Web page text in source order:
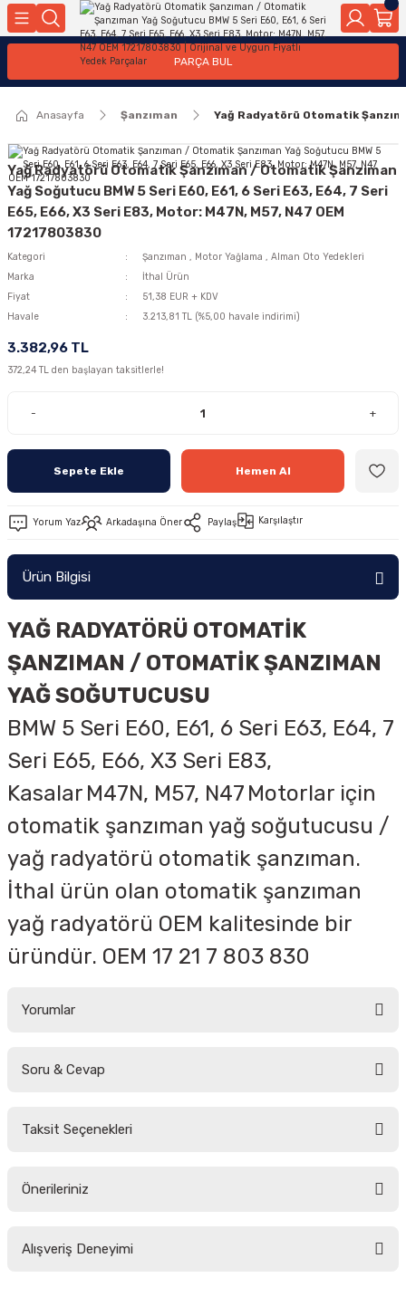
Geri Dön
Parçaları
Geri Dön
Geri Dön
Motor Elektrik
Ateşleme Buji Bobin Buji Kablosu
Alternatör Marş Motoru
Geri Dön
Geri Dön
Geri Dön
Kollar
Geri Dön
Sistemleri
Geri Dön
Ön Arka
Geri Dön
PARÇA BUL
Anasayfa Şanzıman Yağ Radyatörü Otomatik
Yağ Radyatörü Otomatik Şanzıman / Otomatik Şanzıman
Yağ Soğutucu BMW 5 Seri E60, E61, 6 Seri E63, E64, 7 Seri
E65, E66, X3 Seri E83, Motor: M47N, M57, N47 OEM
17217803830
Kategori Şanzıman , Motor Yağlama , Alman Oto Yedekleri
Marka
İthal Ürün
Fiyat
51,38 EUR + KDV
Havale
3.213,81 TL (%5,00 havale indirimi)
3.382,96 TL
372,24 TL den başlayan taksitlerle!
- +
Sepete Ekle Hemen Al
Yorum Yaz Arkadaşına Öner Paylaş Karşılaştır
Ürün Bilgisi
YAĞ RADYATÖRÜ OTOMATİK
ŞANZIMAN / OTOMATİK ŞANZIMAN
YAĞ SOĞUTUCUSU
BMW 5 Seri E60, E61, 6 Seri E63, E64, 7
Seri E65, E66, X3 Seri E83,
Kasalar M47N, M57, N47 Motorlar için
otomatik şanzıman yağ soğutucusu /
yağ radyatörü otomatik şanzıman.
İthal ürün olan otomatik şanzıman
yağ radyatörü OEM kalitesinde bir
üründür. OEM 17 21 7 803 830
Yorumlar
Soru & Cevap
Taksit Seçenekleri
Önerileriniz
yetersiz gördüğünüz noktaları öneri formunu kullanarak tarafımıza
Alışveriş Deneyimi